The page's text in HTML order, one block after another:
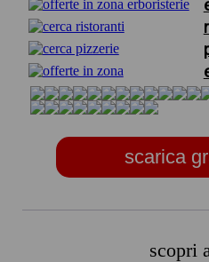
scarica
scopri